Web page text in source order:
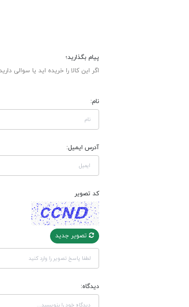
پیام بگذارید؛
اگر این کالا را خریده اید یا سوالی
نام:
آدرس ایمیل:
کد تصویر
تصویر جدید
دیدگاه: